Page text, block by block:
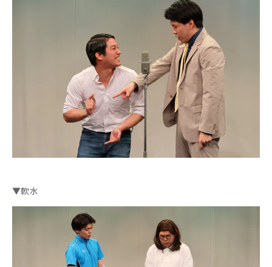
▼軟水